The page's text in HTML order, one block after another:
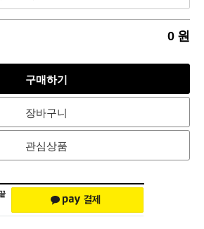
0 원
구매하기
장바구니
관심상품